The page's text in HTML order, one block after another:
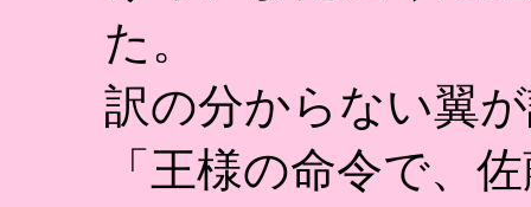
た。
訳の分からない翼
「王様の命令で、